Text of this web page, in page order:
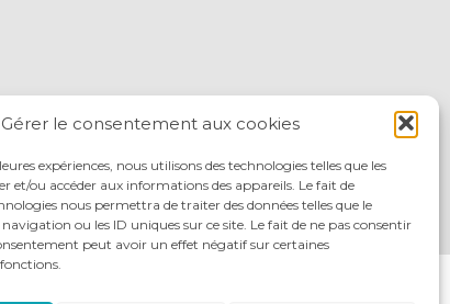
Gérer le consentement aux cookies
expériences, nous utilisons des technologies telles que les
et/ou accéder aux informations des appareils. Le fait de
nous permettra de traiter des données telles que le
ou les ID uniques sur ce site. Le fait de ne pas consentir
peut avoir un effet négatif sur certaines
NOUS REJOINDRE